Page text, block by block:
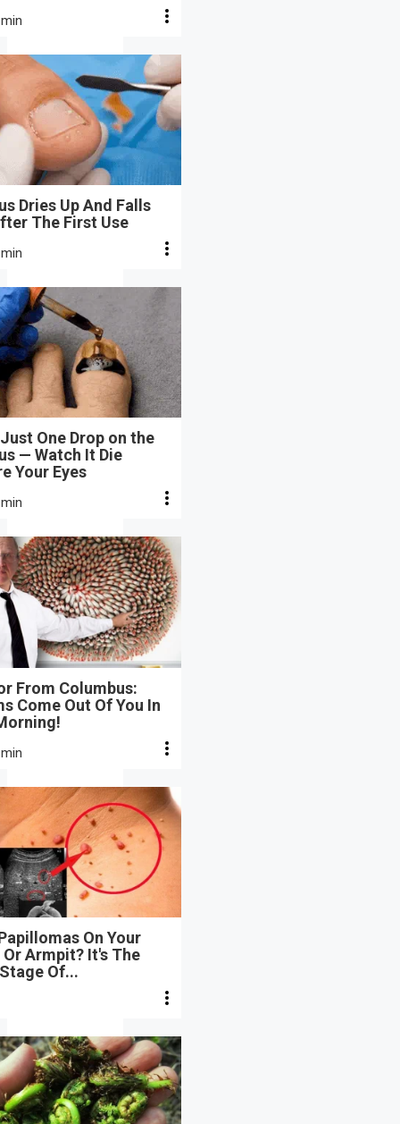
Dries Up And Falls
The First Use
One Drop on the
— Watch It Die
Your Eyes
From Columbus:
Come Out Of You In
On Your
Armpit? It's The
Of...